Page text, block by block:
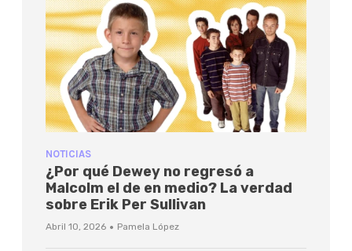
NOTICIAS
¿Por qué Dewey no regresó a
Malcolm el de en medio? La verdad
sobre Erik Per Sullivan
Abril 10, 2026 · Pamela López